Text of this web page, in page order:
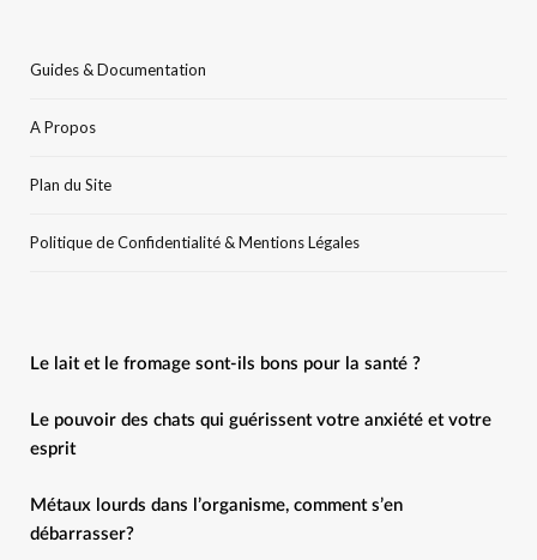
Guides & Documentation
A Propos
Plan du Site
Politique de Confidentialité & Mentions Légales
Le lait et le fromage sont-ils bons pour la santé ?
Le pouvoir des chats qui guérissent votre anxiété et votre
esprit
Métaux lourds dans l’organisme, comment s’en
débarrasser?